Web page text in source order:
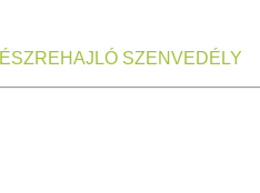
ÉSZREHAJLÓ SZENVEDÉLY